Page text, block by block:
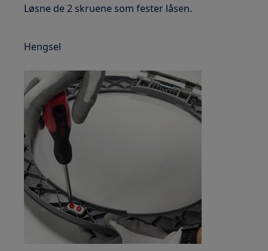
Løsne de 2 skruene som fester låsen.
Hengsel